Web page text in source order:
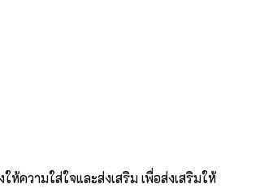
ความใส่ใจและส่งเสริม เพื่อส่งเสริมให้